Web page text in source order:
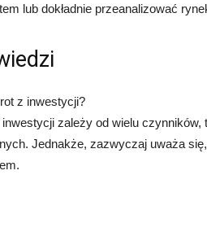
lub dokładnie przeanalizować
z inwestycji?
zależy od wielu
Jednakże, zazwyczaj uważa